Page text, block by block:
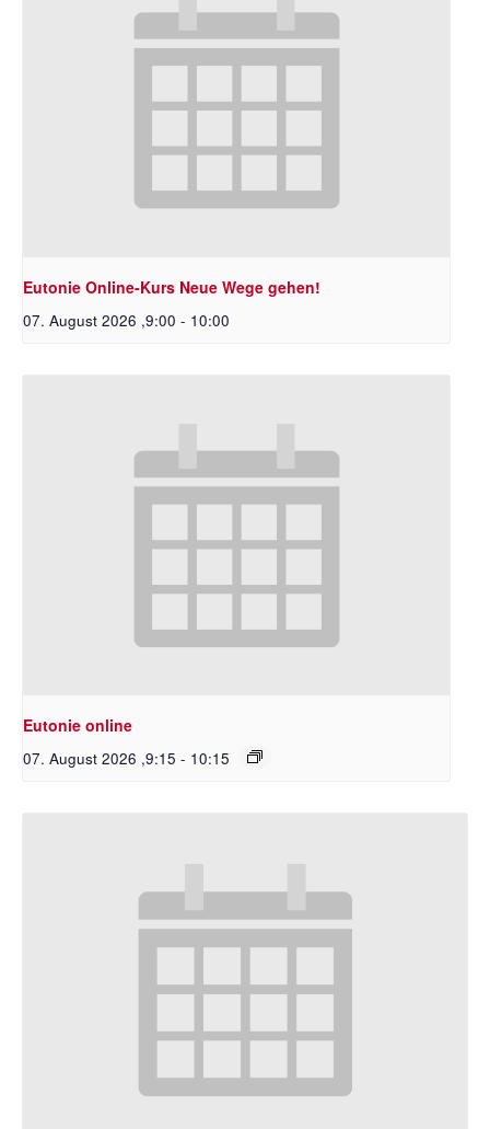
Eutonie Online-Kurs Neue Wege gehen!
07. August 2026 ,9:00 - 10:00
Eutonie online
07. August 2026 ,9:15 - 10:15